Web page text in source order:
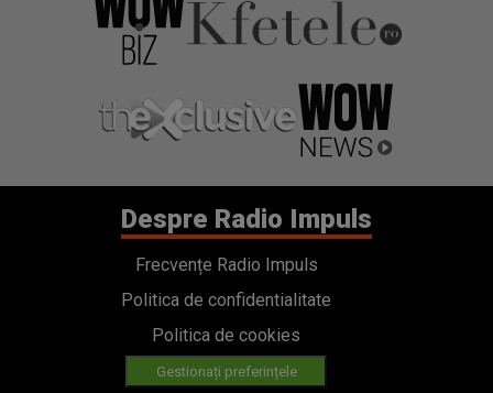
Despre Radio Impuls
Frecvențe Radio Impuls
Politica de confidentialitate
Politica de cookies
Gestionați preferințele